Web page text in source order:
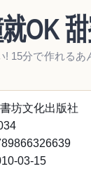
OK
! 15分で作れるあ
坊文化出版社
03-15